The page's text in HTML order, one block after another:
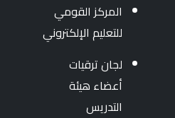
المركز القومي
للتعليم الإلكتروني
لجان ترقيات
أعضاء هيئة
التدريس